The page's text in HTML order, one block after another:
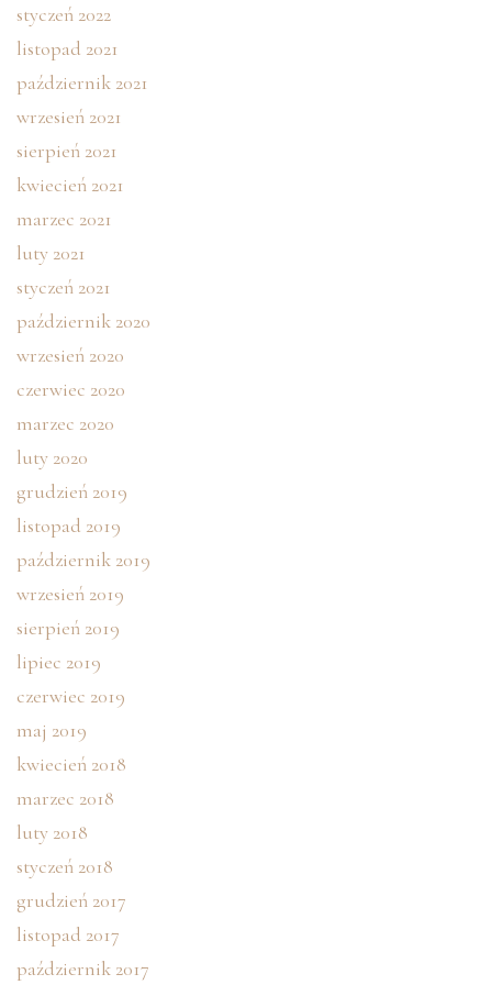
styczeń 2022
listopad 2021
październik 2021
wrzesień 2021
sierpień 2021
kwiecień 2021
marzec 2021
luty 2021
styczeń 2021
październik 2020
wrzesień 2020
czerwiec 2020
marzec 2020
luty 2020
grudzień 2019
listopad 2019
październik 2019
wrzesień 2019
sierpień 2019
lipiec 2019
czerwiec 2019
maj 2019
kwiecień 2018
marzec 2018
luty 2018
styczeń 2018
grudzień 2017
listopad 2017
październik 2017